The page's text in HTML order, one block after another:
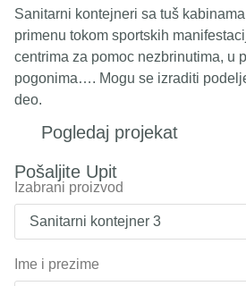
Sanitarni kontejneri sa tuš
primenu tokom sportskih
centrima za pomoc nezbrinutima, u
pogonima…. Mogu se izraditi
deo.
Pogledaj projekat
Pošaljite Upit
Izabrani proizvod
Ime i prezime